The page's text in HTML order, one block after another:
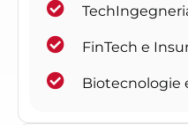
FinTech e
Biotecnologie